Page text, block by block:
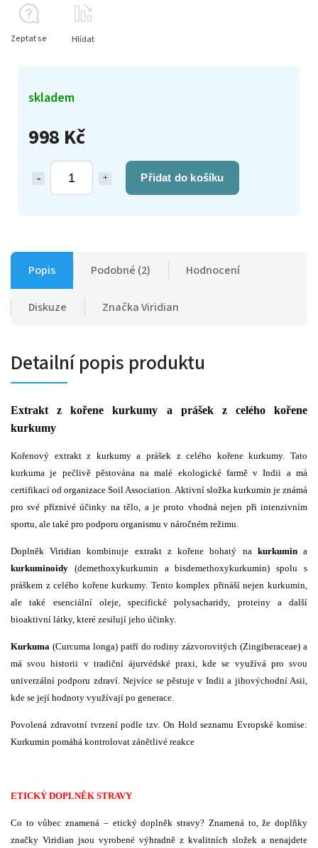
998 Kč
Přidat do košíku
skladem
Zeptat se Hlídat
Popis Podobné (2) Hodnocení
Diskuze ZnačkaViridian
Detailní popis produktu
Extrakt z kořene kurkumy a prášek z celého kořene
kurkumy
Kořenový extrakt z kurkumy a prášek z celého kořene kurkumy. Tato
kurkuma je pečlivě pěstována na malé ekologické farmě v Indii a má
certifikaci od organizace Soil Association. Aktivní složka kurkumin je známá
pro své příznivé účinky na tělo, a je proto vhodná nejen při intenzivním
sportu, ale také pro podporu organismu v náročném režimu.
Doplněk Viridian kombinuje extrakt z kořene bohatý na kurkumina
kurkuminoidy (demethoxykurkumin a bisdemethoxykurkumin) spolu s
práškem z celého kořene kurkumy. Tento komplex přináší nejen kurkumin,
ale také esenciální oleje, specifické polysacharidy, proteiny a další
bioaktivní látky, které zesilují jeho účinky.
Kurkuma (Curcuma longa) patří do rodiny zázvorovitých (Zingiberaceae) a
má svou historii v tradiční ájurvédské praxi, kde se využívá pro svou
univerzální podporu zdraví. Nejvíce se pěstuje v Indii a jihovýchodní Asii,
kde se její hodnoty využívají po generace.
Povolená zdravotní tvrzení podle tzv. On Hold seznamu Evropské komise:
Kurkumin pomáhá kontrolovat zánětlivé reakce
ETICKÝ DOPLNĚK STRAVY
Co to vůbec znamená – etický doplněk stravy? Znamená to, že doplňky
značky Viridian jsou vyrobené výhradně z kvalitních složek a nenajdete